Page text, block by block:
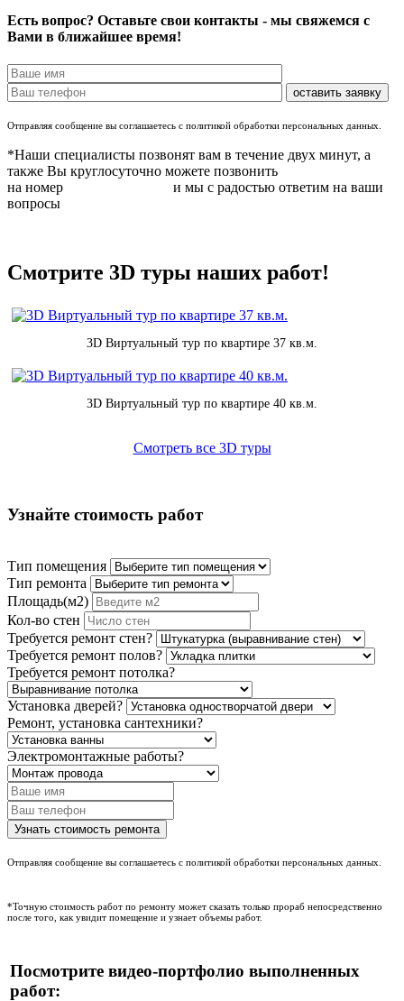
Есть вопрос? Оставьте свои контакты - мы свяжемся с
Вами в ближайшее время!
Отправляя сообщение вы соглашаетесь с политикой обработки персональных данных.
*Наши специалисты позвонят вам в течение двух минут, а
также Вы круглосуточно можете позвонить
на номер
и мы с радостью ответим на ваши
вопросы
Смотрите 3D туры наших работ!
3D Виртуальный тур по квартире 37 кв.м.
3D Виртуальный тур по квартире 40 кв.м.
Смотреть все 3D туры
Узнайте стоимость работ
Тип помещения
Тип ремонта
Площадь(м2)
Кол-во стен
Требуется ремонт стен?
Требуется ремонт полов?
Требуется ремонт потолка?
Установка дверей?
Ремонт, установка сантехники?
Электромонтажные работы?
Отправляя сообщение вы соглашаетесь с политикой обработки персональных данных.
*Точную стоимость работ по ремонту может сказать только прораб непосредственно
после того, как увидит помещение и узнает объемы работ.
Посмотрите видео-портфолио выполненных
работ: